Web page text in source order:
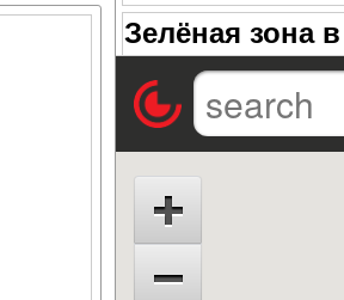
Зелёная зона